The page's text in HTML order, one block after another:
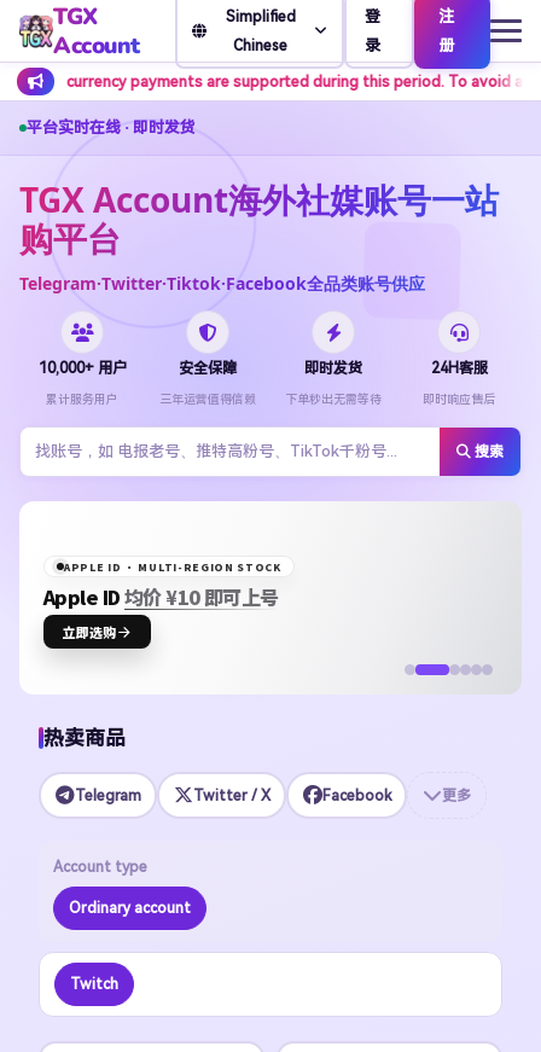
TGX
Account
Simplified
Chinese
登
录
注
册
are supported during this period. To avoid affecting normal orders,
平台实时在线 · 即时发货
TGX Account海外社媒账号一站
购平台
Telegram·Twitter·Tiktok·Facebook全品类账号供应
10,000+ 用户
累计服务用户
安全保障
三年运营值得信赖
即时发货
下单秒出无需等待
24H客服
即时响应售后
搜索
APPLE ID · MULTI-REGION STOCK
Apple ID均价 ¥10 即可上号
立即选购
热卖商品
Telegram Twitter / X Facebook 更多
Account type
Ordinary account
Twitch